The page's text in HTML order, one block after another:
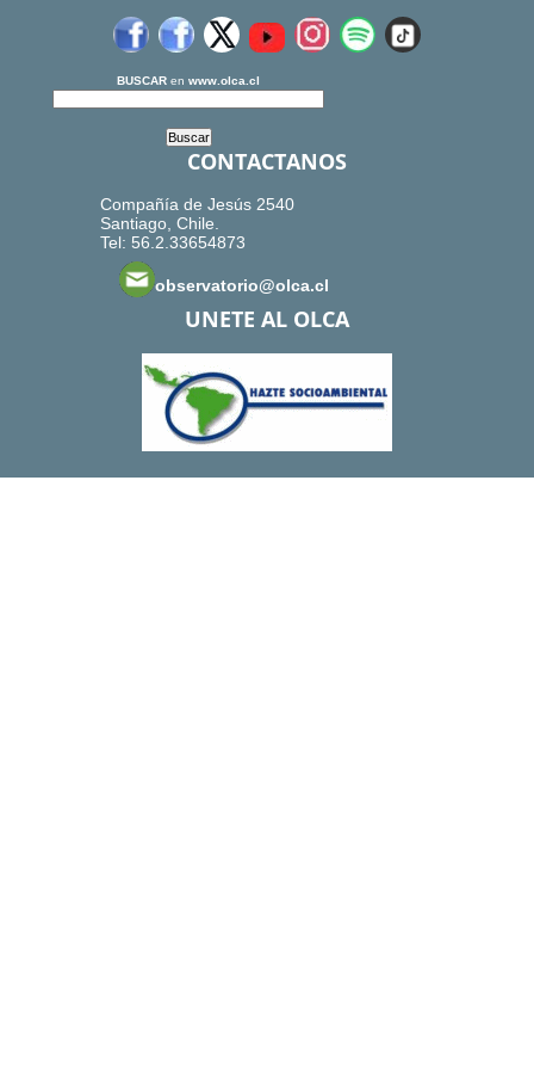
BUSCAR en www.olca.cl
CONTACTANOS
Compañía de Jesús 2540
Santiago, Chile.
Tel: 56.2.33654873
observatorio@olca.cl
UNETE AL OLCA